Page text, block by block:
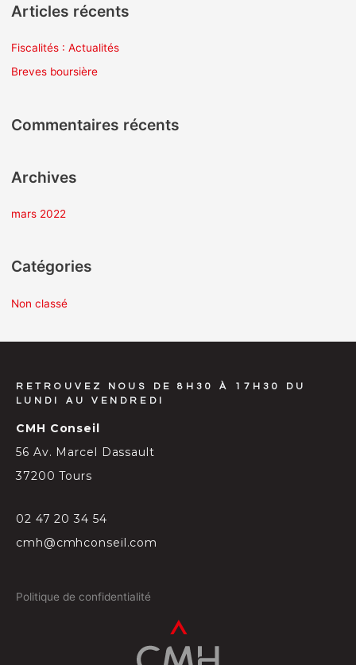
h
e
Articles récents
Fiscalités : Actualités
Breves boursière
Commentaires récents
Archives
mars 2022
Catégories
Non classé
RETROUVEZ NOUS DE 8H30 À 17H30 DU
LUNDI AU VENDREDI
CMH Conseil
56 Av. Marcel Dassault
37200 Tours
02 47 20 34 54
cmh@cmhconseil.com
Politique de confidentialité